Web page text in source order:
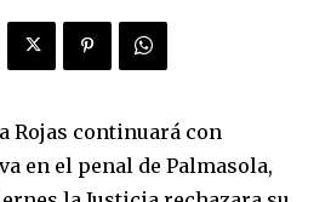
Rojas continuará con
en el penal de Palmasola,